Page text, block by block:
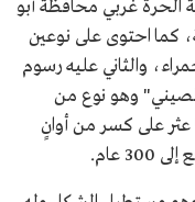
غربي محافظة أبو
كما احتوى على نوعين
والثاني عليه رسوم
وهو نوع من
عثر على كسر من أوانٍ
عام.